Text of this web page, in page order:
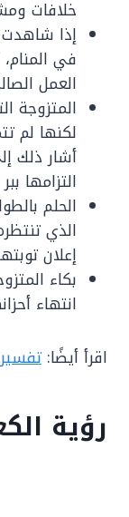
خلافات
إذا شاهدت
في
العمل
المتزوجة
لكنها لم
أشار ذلك
التزامها
الحلم
الذي
إعلان
بكاء
انتهاء
اقرأ أيضًا:
رؤية